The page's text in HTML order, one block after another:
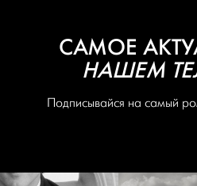
САМОЕ
НАШЕМ
Подписывайся на самый